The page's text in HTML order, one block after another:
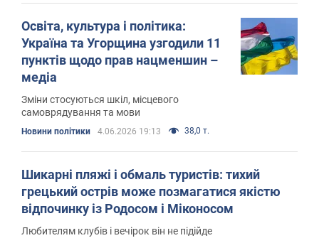
Освіта, культура і політика:
Україна та Угорщина узгодили 11
пунктів щодо прав нацменшин –
медіа
Зміни стосуються шкіл, місцевого
самоврядування та мови
Новини політики 4.06.2026 19:13 38,0 т.
Шикарні пляжі і обмаль туристів: тихий
грецький острів може позмагатися якістю
відпочинку із Родосом і Міконосом
Любителям клубів і вечірок він не підійде